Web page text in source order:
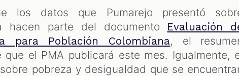
los datos que Pumarejo presentó
hacen parte del documento Evaluación
para Población Colombiana, el
el PMA publicará este mes. Igualmente,
pobreza y desigualdad que se